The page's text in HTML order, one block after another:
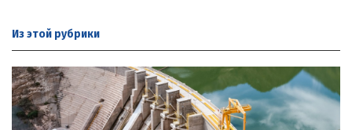
Из этой рубрики